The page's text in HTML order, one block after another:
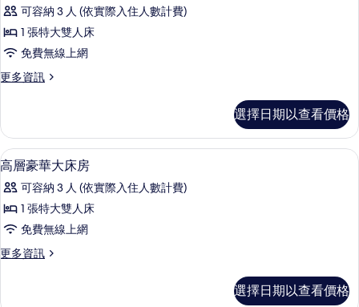
豪
華
大
床
的
所
有
相
片
可容納 3 人 (依實際入住人數計費)
1 張特大雙人床
免費無線上網
更多資訊
更
大
床
房
詳
情
選擇日期以查看價格
顯
示
高
層
豪
華
床
高層豪華大床房 | 迷你吧、客房內保
5
高層豪華大床房
可容納 3 人 (依實際入住人數計費)
1 張特大雙人床
免費無線上網
更多資訊
更
選擇日期以查看價格